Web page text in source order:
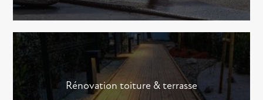
Rénovation toiture & terrasse